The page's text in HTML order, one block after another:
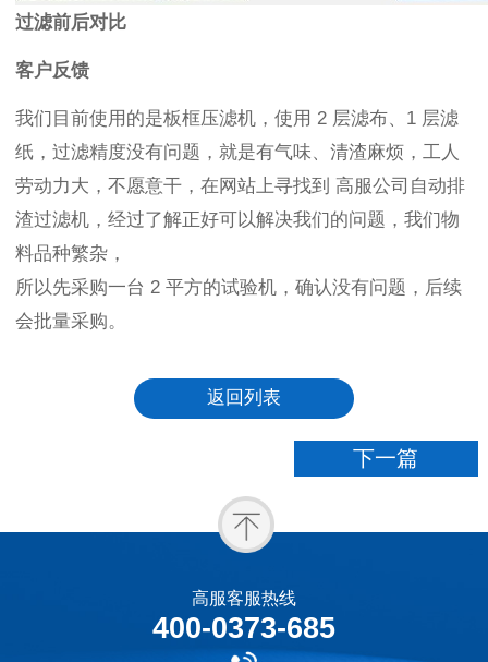
过滤前后对比
客户反馈
我们目前使用的是板框压滤机，使用 2 层滤布、1 层滤
纸，过滤精度没有问题，就是有气味、清渣麻烦，工人
劳动力大，不愿意干，在网站上寻找到 高服公司自动排
渣过滤机，经过了解正好可以解决我们的问题，我们物
料品种繁杂，
所以先采购一台 2 平方的试验机，确认没有问题，后续
会批量采购。
返回列表
下一篇
高服客服热线
400-0373-685